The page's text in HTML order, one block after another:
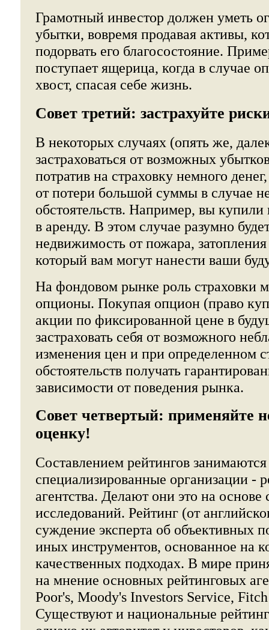
Грамотный инвестор должен уметь
убытки, вовремя продавая активы,
подорвать его благосостояние.
поступает ящерица, когда в случае
хвост, спасая себе жизнь.
Совет третий: застрахуйте
В некоторых случаях (опять же,
застраховаться от возможных
потратив на страховку немного
от потери большой суммы в случае
обстоятельств. Например, вы купили
в аренду. В этом случае разумно
недвижимость от пожара,
который вам могут нанести ваши
На фондовом рынке роль страховки
опционы. Покупая опцион (право
акции по фиксированной цене в
застраховать себя от возможного
изменения цен и при определенном
обстоятельств получать
зависимости от поведения рынка.
Совет четвертый: применяйте
оценку!
Составлением рейтингов занимаются
специализированные организации -
агентства. Делают они это на основе
исследований. Рейтинг (от
суждение эксперта об объективных
иных инструментов, основанное на
качественных подходах. В мире
на мнение основных рейтинговых
Poor's, Moody's Investors Service,
Существуют и национальные